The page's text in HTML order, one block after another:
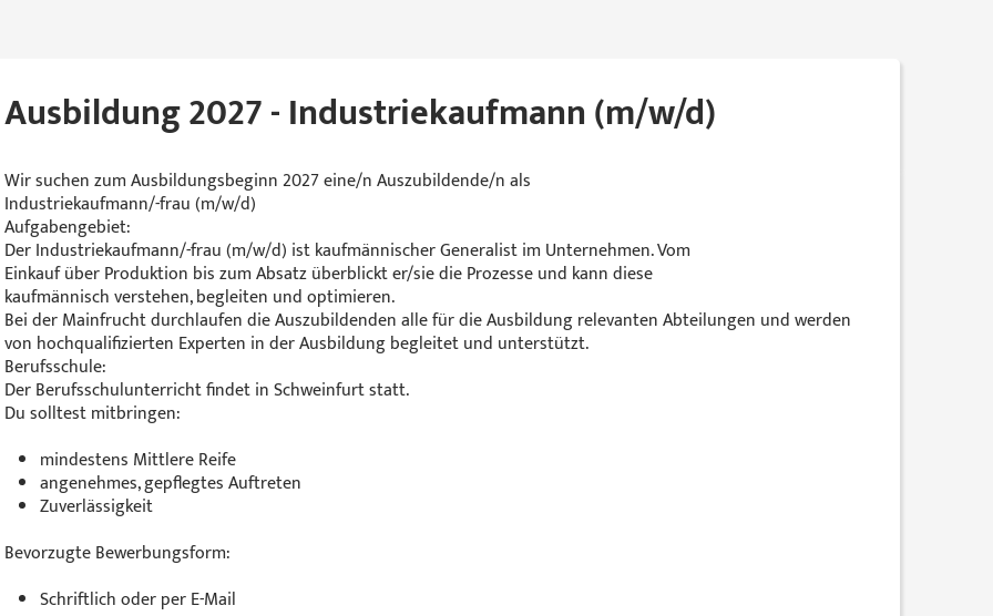
Ausbildung 2027 - Industriekaufmann (m/w/d)
Wir suchen zum Ausbildungsbeginn 2027 eine/n Auszubildende/n als
Industriekaufmann/-frau (m/w/d)
Aufgabengebiet:
Der Industriekaufmann/-frau (m/w/d) ist kaufmännischer Generalist im Unternehmen. Vom
Einkauf über Produktion bis zum Absatz überblickt er/sie die Prozesse und kann diese
kaufmännisch verstehen, begleiten und optimieren.
Bei der Mainfrucht durchlaufen die Auszubildenden alle für die Ausbildung relevanten Abteilungen und werden
von hochqualifizierten Experten in der Ausbildung begleitet und unterstützt.
Berufsschule:
Der Berufsschulunterricht findet in Schweinfurt statt.
Du solltest mitbringen:
mindestens Mittlere Reife
angenehmes, gepflegtes Auftreten
Zuverlässigkeit
Bevorzugte Bewerbungsform:
Schriftlich oder per E-Mail